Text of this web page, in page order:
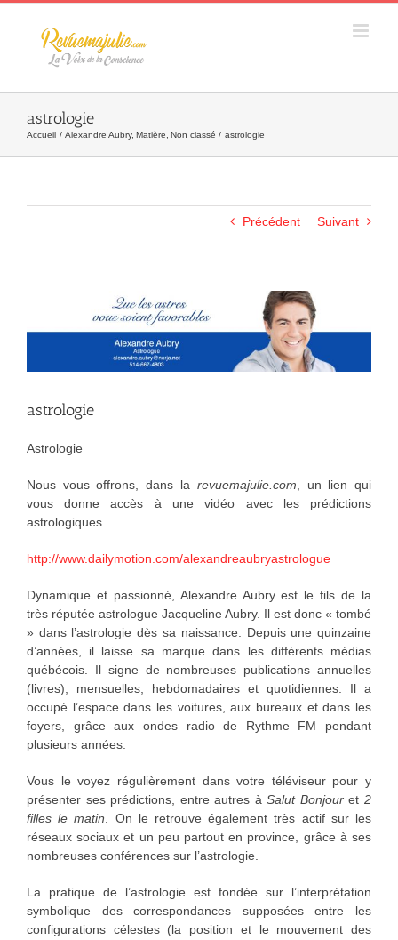
Skip
astrologie
Accueil Alexandre Aubry Matière Non classé astrologie
Précédent Suivant
l&apos;image
astrologie
Astrologie
Nous vous offrons, dans la revuemajulie.com, un lien qui
vous donne accès à une vidéo avec les prédictions
astrologiques.
http://www.dailymotion.com/alexandreaubryastrologue
Dynamique et passionné, Alexandre Aubry est le fils de la
très réputée astrologue Jacqueline Aubry. Il est donc « tombé
» dans l’astrologie dès sa naissance. Depuis une quinzaine
d’années, il laisse sa marque dans les différents médias
québécois. Il signe de nombreuses publications annuelles
(livres), mensuelles, hebdomadaires et quotidiennes. Il a
occupé l’espace dans les voitures, aux bureaux et dans les
foyers, grâce aux ondes radio de Rythme FM pendant
plusieurs années.
Vous le voyez régulièrement dans votre téléviseur pour y
présenter ses prédictions, entre autres àSalut Bonjouret2
filles le matin. On le retrouve également très actif sur les
réseaux sociaux et un peu partout en province, grâce à ses
nombreuses conférences sur l’astrologie.
La pratique de l’astrologie est fondée sur l’interprétation
symbolique des correspondances supposées entre les
configurations célestes (la position et le mouvement des